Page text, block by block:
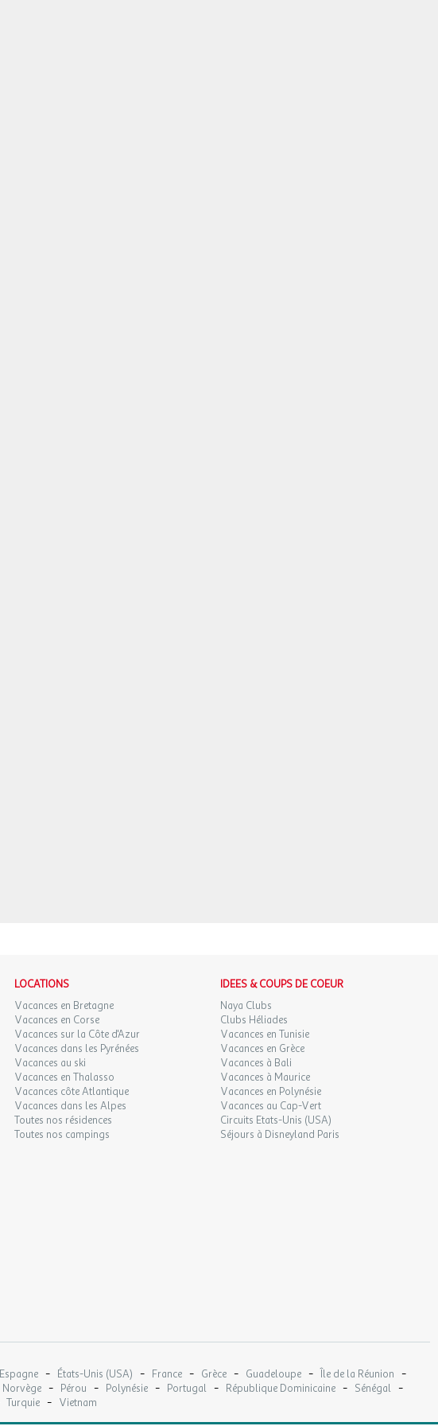
LOCATIONS
Vacances en Bretagne
Vacances en Corse
Vacances sur la Côte d'Azur
Vacances dans les Pyrénées
Vacances au ski
Vacances en Thalasso
Vacances côte Atlantique
Vacances dans les Alpes
Toutes nos résidences
Toutes nos campings
IDEES & COUPS DE COEUR
Naya Clubs
Clubs Héliades
Vacances en Tunisie
Vacances en Grèce
Vacances à Bali
Vacances à Maurice
Vacances en Polynésie
Vacances au Cap-Vert
Circuits Etats-Unis (USA)
Séjours à Disneyland Paris
Espagne - États-Unis (USA) - France - Grèce - Guadeloupe - Île de la Réunion -
Norvège - Pérou - Polynésie - Portugal - République Dominicaine - Sénégal -
Turquie - Vietnam